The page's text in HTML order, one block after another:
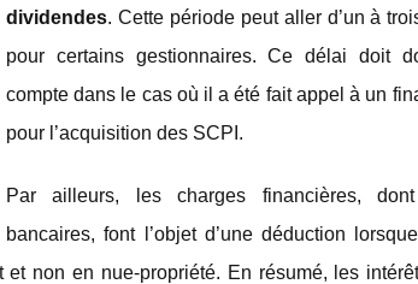
dividendes. Cette période peut aller d’un à
pour certains gestionnaires. Ce délai doit
compte dans le cas où il a été fait appel à un
pour l’acquisition des SCPI.
Par ailleurs, les charges financières,
bancaires, font l’objet d’une déduction
non en nue-propriété. En résumé, les